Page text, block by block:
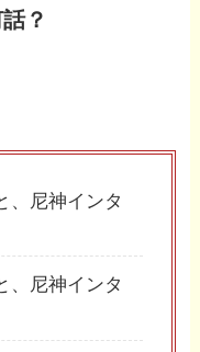
？
、尼神インタ
、尼神インタ